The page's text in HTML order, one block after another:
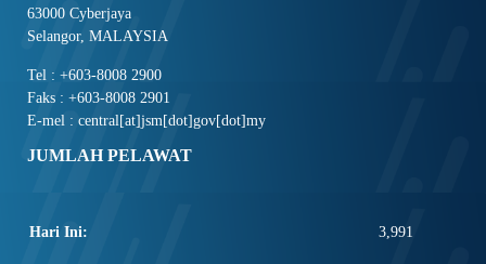
63000 Cyberjaya
Selangor, MALAYSIA
Tel : +603-8008 2900
Faks : +603-8008 2901
E-mel : central[at]jsm[dot]gov[dot]my
JUMLAH PELAWAT
Hari Ini: 3,991